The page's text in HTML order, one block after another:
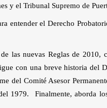
y el Tribunal Supremo de
entender el Derecho
las nuevas Reglas de
con una breve historia del
del Comité Asesor
1979. Finalmente, aborda